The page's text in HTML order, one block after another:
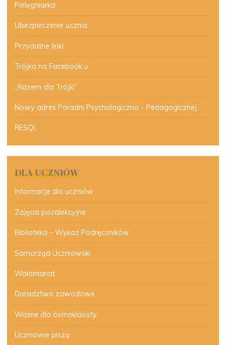
Pielęgniarka
Ubezpieczenie ucznia
Przydatne linki
Trójka na Facebook’u
„Razem dla Trójki”
Nowy adres Poradni Psychologiczno – Pedagogicznej
RESQL
DLA UCZNIÓW
Informacje dla uczniów
Zajęcia pozalekcyjne
Biblioteka – Wykaz Podręczników
Samorząd Uczniowski
Wolontariat
Doradztwo zawodowe
Ważne dla ósmoklasisty
Uczniowie piszą